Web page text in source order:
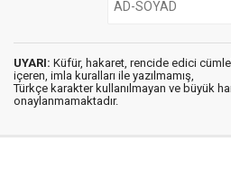
UYARI: Küfür, hakaret, rencide edici
içeren, imla kuralları ile yazılmamış,
Türkçe karakter kullanılmayan ve büyük
onaylanmamaktadır.